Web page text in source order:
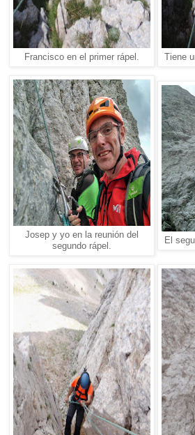
Francisco en el primer rápel. Tiene
Josep y yo en la reunión del
segundo rápel.
El